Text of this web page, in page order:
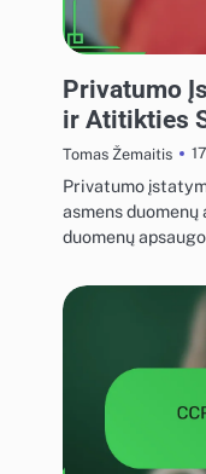
Privatumo
ir Atitikties
Tomas Žemaitis
Privatumo
asmens
duomenų